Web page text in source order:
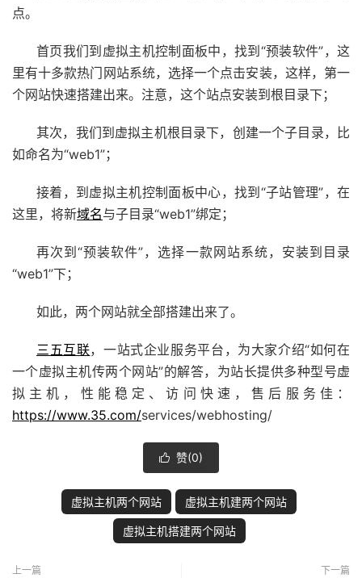
点。
首页我们到虚拟主机控制面板中，找到“预装软件”，这
里有十多款热门网站系统，选择一个点击安装，这样，第一
个网站快速搭建出来。注意，这个站点安装到根目录下；
其次，我们到虚拟主机根目录下，创建一个子目录，比
如命名为“web1”；
接着，到虚拟主机控制面板中心，找到“子站管理”，在
这里，将新域名与子目录“web1”绑定；
再次到“预装软件”，选择一款网站系统，安装到目录
“web1”下；
如此，两个网站就全部搭建出来了。
三五互联，一站式企业服务平台，为大家介绍“如何在
一个虚拟主机传两个网站”的解答，为站长提供多种型号虚
拟主机，性能稳定、访问快速，售后服务佳：
https://www.35.com/services/webhosting/
 赞(0)
虚拟主机两个网站 虚拟主机建两个网站
虚拟主机搭建两个网站
上一篇 下一篇